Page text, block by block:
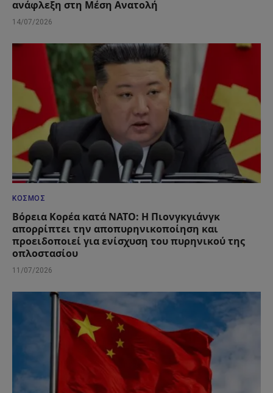
ανάφλεξη στη Μέση Ανατολή
14/07/2026
ΚΌΣΜΟΣ
Βόρεια Κορέα κατά ΝΑΤΟ: Η Πιονγκγιάνγκ
απορρίπτει την αποπυρηνικοποίηση και
προειδοποιεί για ενίσχυση του πυρηνικού της
οπλοστασίου
11/07/2026